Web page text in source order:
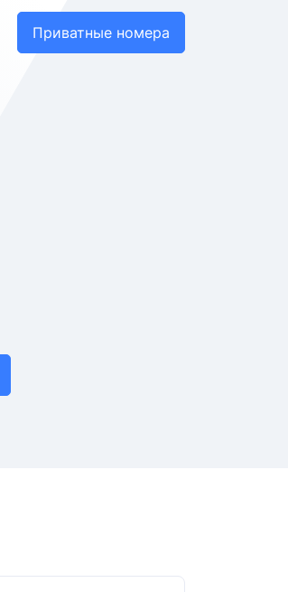
Приватные номера